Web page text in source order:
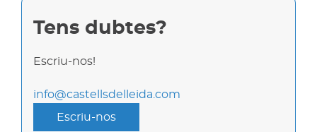
Tens dubtes?
Escriu-nos!
info@castellsdelleida.com
Escriu-nos